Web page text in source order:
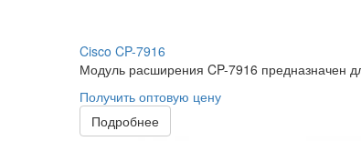
Cisco CP-7916
Модуль расширения CP-7916 предназначен
Получить оптовую цену
Подробнее